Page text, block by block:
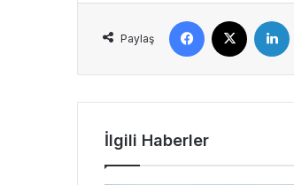
Paylaş
Facebook
İlgili Haberler